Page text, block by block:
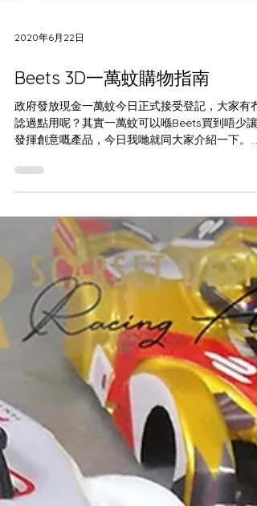
2020年6月22日
Beets 3D一萬蚊購物指南
政府發放現金一萬蚊今日正式接受登記，大家有冇
發揮創意嘅產品，今日我哋就同大家介紹一下。
Makerpi K5-plus 3D Printer 如果大家對3D打印有